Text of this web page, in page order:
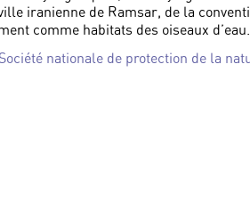
iranienne de Ramsar, de la
comme habitats des oiseaux d’eau.
nationale de protection de la